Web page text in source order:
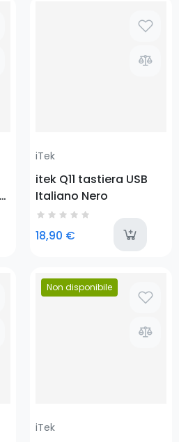
last-items
iTek
itek Q11 tastiera USB
Italiano Nero
18,90 €
Non disponibile
iTek